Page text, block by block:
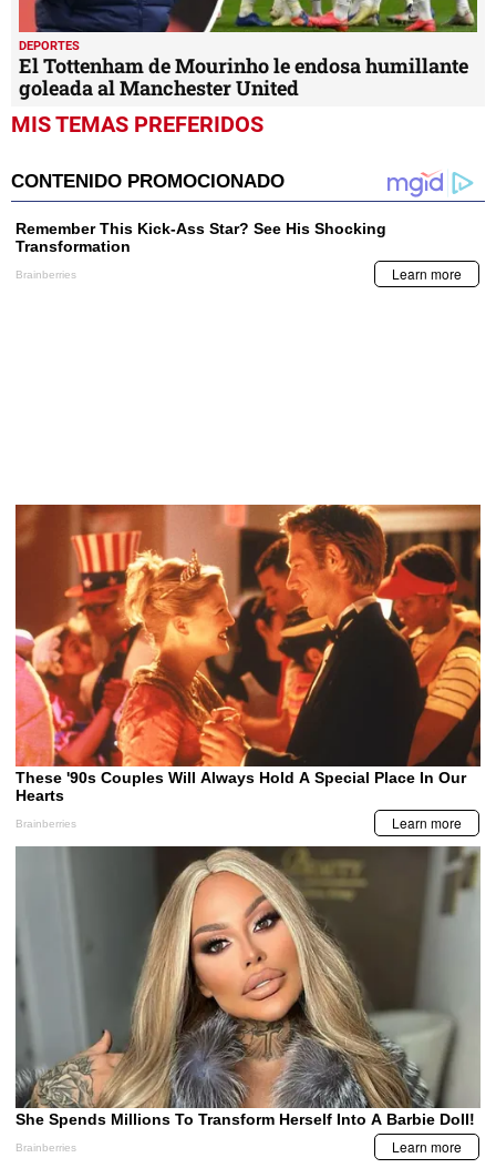
DEPORTES
El Tottenham de Mourinho le endosa humillante
goleada al Manchester United
MIS TEMAS PREFERIDOS